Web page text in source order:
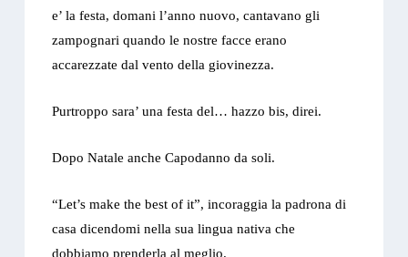
e’ la festa, domani l’anno nuovo, cantavano gli
zampognari quando le nostre facce erano
accarezzate dal vento della giovinezza.
Purtroppo sara’ una festa del… hazzo bis, direi.
Dopo Natale anche Capodanno da soli.
“Let’s make the best of it”, incoraggia la padrona di
casa dicendomi nella sua lingua nativa che
dobbiamo prenderla al meglio.